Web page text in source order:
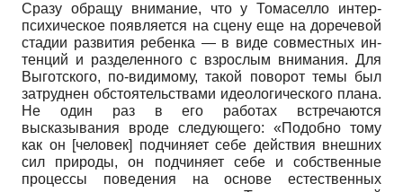
Сразу обращу внимание, что у Томаселло интер­
психическое появляется на сцену еще на доречевой
стадии развития ребенка — в виде совместных ин­
тенций и разделенного с взрослым внимания. Для
Выготского, по-видимому, такой поворот темы был
затруднен обстоятельствами идеологического плана.
Не один раз в его работах встречаются
высказывания вроде следующего: «Подобно тому
как он [человек] подчиняет себе действия внешних
сил природы, он подчиняет себе и собственные
процессы поведения на основе естественных